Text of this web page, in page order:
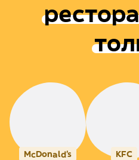
McDonald's KFC